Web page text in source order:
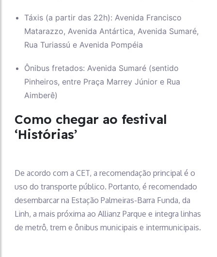
Táxis (a partir das 22h): Avenida Francisco
Matarazzo, Avenida Antártica, Avenida Sumaré,
Rua Turiassú e Avenida Pompéia
Ônibus fretados: Avenida Sumaré (sentido
Pinheiros, entre Praça Marrey Júnior e Rua
Aimberê)
Como chegar ao festival
‘Histórias’
De acordo com a CET, a recomendação principal é o
uso do transporte público. Portanto, é recomendado
desembarcar na Estação Palmeiras-Barra Funda, da
Linh, a mais próxima ao Allianz Parque e integra linhas
de metrô, trem e ônibus municipais e intermunicipais.